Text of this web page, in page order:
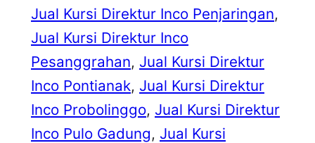
Jual Kursi Direktur Inco Penjaringan
Jual Kursi Direktur Inco
Pesanggrahan, Jual Kursi Direktur
Inco Pontianak, Jual Kursi Direktur
Inco Probolinggo, Jual Kursi Direktur
Inco Pulo Gadung, Jual Kursi